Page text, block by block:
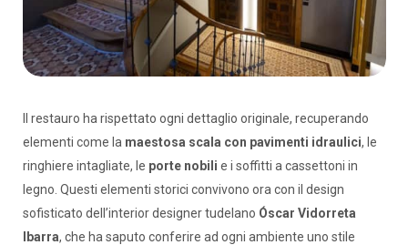
Il restauro ha rispettato ogni dettaglio originale, recuperando
elementi come la maestosa scala con pavimenti idraulici, le
ringhiere intagliate, le porte nobili e i soffitti a cassettoni in
legno. Questi elementi storici convivono ora con il design
sofisticato dell’interior designer tudelano Óscar Vidorreta
Ibarra, che ha saputo conferire ad ogni ambiente uno stile